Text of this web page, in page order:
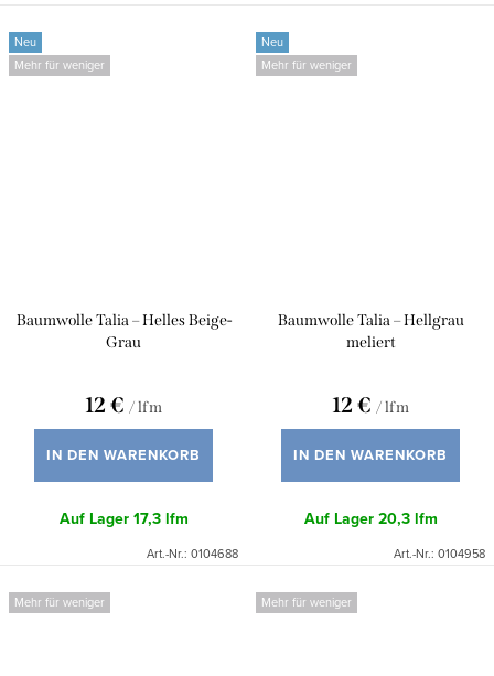
Neu
Mehr für weniger
Baumwolle Talia – Helles Beige-
Grau
12 € / lfm
IN DEN WARENKORB
Auf Lager17,3 lfm
Art.-Nr.: 0104688
Neu
Mehr für weniger
Baumwolle Talia – Hellgrau
meliert
12 € / lfm
IN DEN WARENKORB
Auf Lager20,3 lfm
Art.-Nr.: 0104958
Mehr für weniger Mehr für weniger